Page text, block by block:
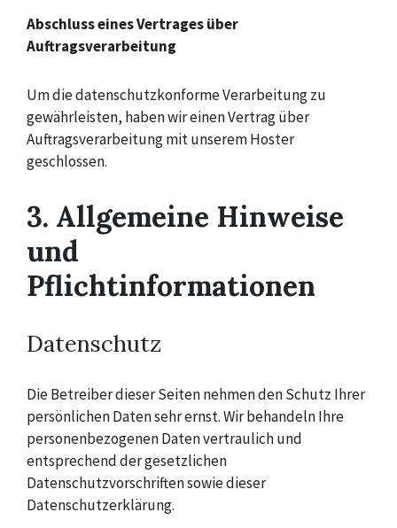
Abschluss eines Vertrages über
Auftragsverarbeitung
Um die datenschutzkonforme Verarbeitung zu
gewährleisten, haben wir einen Vertrag über
Auftragsverarbeitung mit unserem Hoster
geschlossen.
3. Allgemeine Hinweise
und
Pflichtinformationen
Datenschutz
Die Betreiber dieser Seiten nehmen den Schutz Ihrer
persönlichen Daten sehr ernst. Wir behandeln Ihre
personenbezogenen Daten vertraulich und
entsprechend der gesetzlichen
Datenschutzvorschriften sowie dieser
Datenschutzerklärung.